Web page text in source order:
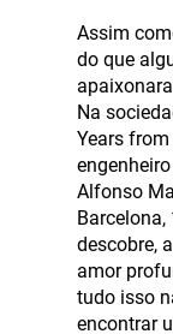
Assim
do que
Na
Years
Alfonso
descobre,
amor
tudo isso
encontrar